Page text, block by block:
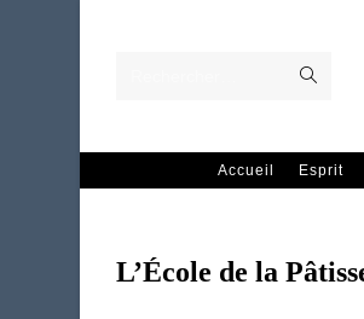
Accueil Esprit
L’École de la